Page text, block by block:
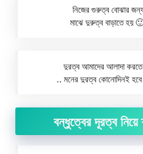
নিজের গুরুত্ব বোঝার
মাঝে দুরুত্ব বাড়াতে হয়
দুরত্ব আমাদের আলাদা
.. মনের দুরত্ব কোনোদিনই
বন্ধুত্বের দূরত্ব